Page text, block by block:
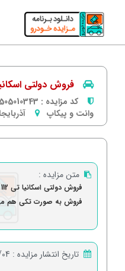
فروش دولتی اسکانیا
کد مزایده :
وانت و پیکاپ
متن مزایده :
فروش دولتی اسکانیا تی 112
فروش به صورت تکی هم
تاریخ انتشار مزایده :